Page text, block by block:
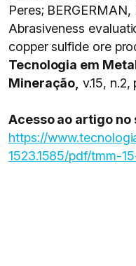
Peres;
Abrasiveness
copper sulfide ore
Tecnologia em
Mineração v.15,
Acesso ao artigo no
https://
1523.1585/pdf/tmm-